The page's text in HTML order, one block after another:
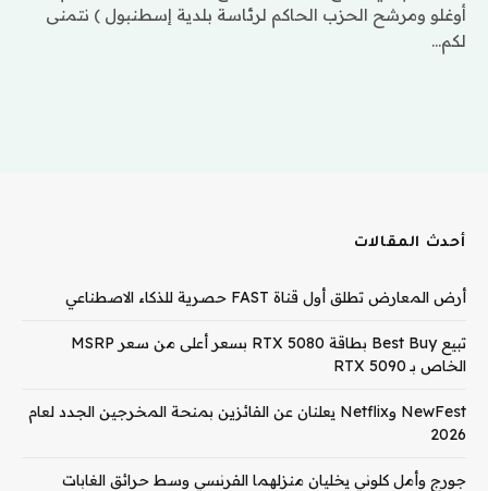
أوغلو ومرشح الحزب الحاكم لرئاسة بلدية إسطنبول ) نتمنى
لكم…
أحدث المقالات
أرض المعارض تطلق أول قناة FAST حصرية للذكاء الاصطناعي
تبيع Best Buy بطاقة RTX 5080 بسعر أعلى من سعر MSRP
الخاص بـ RTX 5090
NewFest وNetflix يعلنان عن الفائزين بمنحة المخرجين الجدد لعام
2026
جورج وأمل كلوني يخليان منزلهما الفرنسي وسط حرائق الغابات